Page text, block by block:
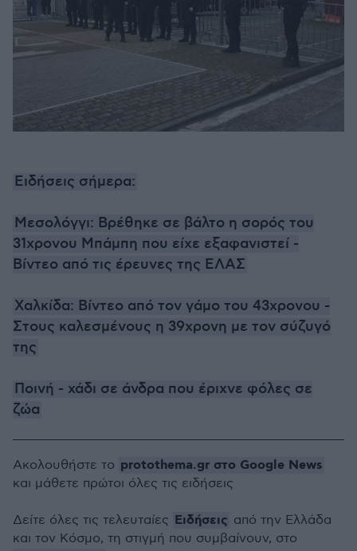
Ειδήσεις σήμερα:
Μεσολόγγι: Βρέθηκε σε βάλτο η σορός του
31χρονου Μπάμπη που είχε εξαφανιστεί -
Βίντεο από τις έρευνες της ΕΛΑΣ
Χαλκίδα: Βίντεο από τον γάμο του 43χρονου -
Στους καλεσμένους η 39χρονη με τον σύζυγό
της
Ποινή - χάδι σε άνδρα που έριχνε φόλες σε
ζώα
Ακολουθήστε το protothema.gr στο Google News
και μάθετε πρώτοι όλες τις ειδήσεις
Δείτε όλες τις τελευταίες Ειδήσεις από την Ελλάδα
και τον Κόσμο, τη στιγμή που συμβαίνουν, στο